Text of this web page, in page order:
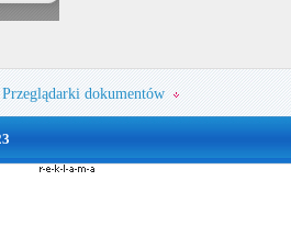
Przeglądarki dokumentów